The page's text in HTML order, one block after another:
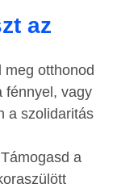
az
meg otthonod
fénnyel, vagy
a szolidaritás
a